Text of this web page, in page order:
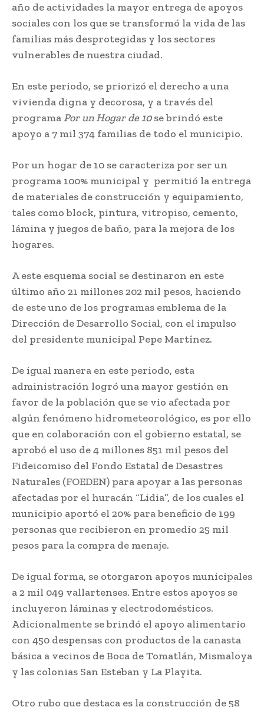
año de actividades la mayor entrega de apoyos
sociales con los que se transformó la vida de las
familias más desprotegidas y los sectores
vulnerables de nuestra ciudad.
En este periodo, se priorizó el derecho a una
vivienda digna y decorosa, y a través del
programa Por un Hogar de 10se brindó este
apoyo a 7 mil 374 familias de todo el municipio.
Por un hogar de 10 se caracteriza por ser un
programa 100% municipal y permitió la entrega
de materiales de construcción y equipamiento,
tales como block, pintura, vitropiso, cemento,
lámina y juegos de baño, para la mejora de los
hogares.
A este esquema social se destinaron en este
último año 21 millones 202 mil pesos, haciendo
de este uno de los programas emblema de la
Dirección de Desarrollo Social, con el impulso
del presidente municipal Pepe Martínez.
De igual manera en este periodo, esta
administración logró una mayor gestión en
favor de la población que se vio afectada por
algún fenómeno hidrometeorológico, es por ello
que en colaboración con el gobierno estatal, se
aprobó el uso de 4 millones 851 mil pesos del
Fideicomiso del Fondo Estatal de Desastres
Naturales (FOEDEN) para apoyar a las personas
afectadas por el huracán “Lidia”, de los cuales el
municipio aportó el 20% para beneficio de 199
personas que recibieron en promedio 25 mil
pesos para la compra de menaje.
De igual forma, se otorgaron apoyos municipales
a 2 mil 049 vallartenses. Entre estos apoyos se
incluyeron láminas y electrodomésticos.
Adicionalmente se brindó el apoyo alimentario
con 450 despensas con productos de la canasta
básica a vecinos de Boca de Tomatlán, Mismaloya
y las colonias San Esteban y La Playita.
Otro rubo que destaca es la construcción de 58